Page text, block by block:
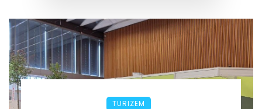
TURIZEM